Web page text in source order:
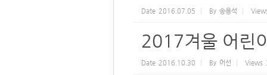
Date 2016.07.05 By 송용석
2017겨울 어린
Date 2016.10.30 By 어선 Views